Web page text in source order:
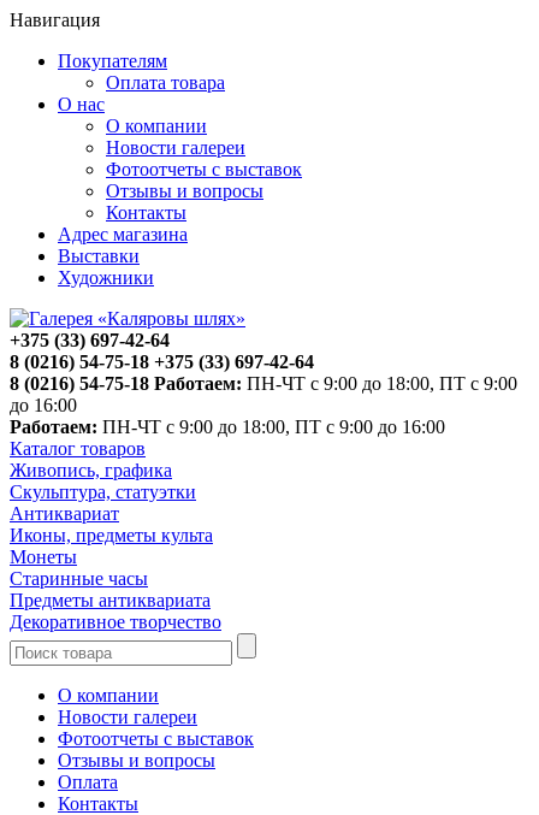
Навигация
Покупателям
Оплата товара
О нас
О компании
Новости галереи
Фотоотчеты с выставок
Отзывы и вопросы
Контакты
Адрес магазина
Выставки
Художники
+375 (33) 697-42-64
8 (0216) 54-75-18 +375 (33) 697-42-64
8 (0216) 54-75-18 Работаем: ПН-ЧТ с 9:00 до 18:00, ПТ с 9:00
до 16:00
Работаем: ПН-ЧТ с 9:00 до 18:00, ПТ с 9:00 до 16:00
Каталог товаров
Живопись, графика
Скульптура, статуэтки
Антиквариат
Иконы, предметы культа
Монеты
Старинные часы
Предметы антиквариата
Декоративное творчество
О компании
Новости галереи
Фотоотчеты с выставок
Отзывы и вопросы
Оплата
Контакты